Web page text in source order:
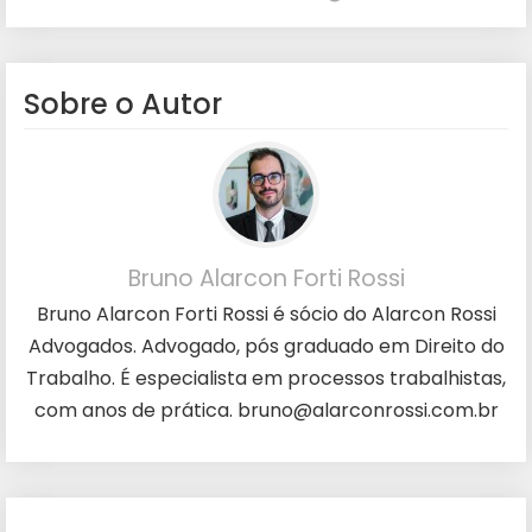
Sobre o Autor
Bruno Alarcon Forti Rossi
Bruno Alarcon Forti Rossi é sócio do Alarcon Rossi
Advogados. Advogado, pós graduado em Direito do
Trabalho. É especialista em processos trabalhistas,
com anos de prática. bruno@alarconrossi.com.br